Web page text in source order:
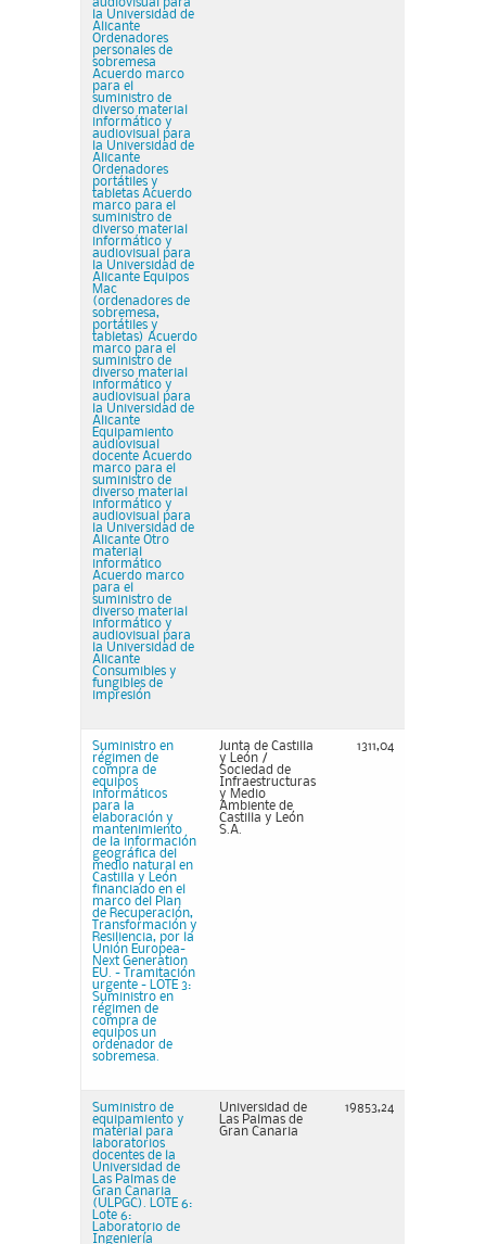
audiovisual para
la Universidad de
Alicante
Ordenadores
personales de
sobremesa
Acuerdo marco
para el
suministro de
diverso material
informático y
audiovisual para
la Universidad de
Alicante
Ordenadores
portátiles y
tabletas Acuerdo
marco para el
suministro de
diverso material
informático y
audiovisual para
la Universidad de
Alicante Equipos
Mac
(ordenadores de
sobremesa,
portátiles y
tabletas) Acuerdo
marco para el
suministro de
diverso material
informático y
audiovisual para
la Universidad de
Alicante
Equipamiento
audiovisual
docente Acuerdo
marco para el
suministro de
diverso material
informático y
audiovisual para
la Universidad de
Alicante Otro
material
informático
Acuerdo marco
para el
suministro de
diverso material
informático y
audiovisual para
la Universidad de
Alicante
Consumibles y
fungibles de
impresión
Suministro en
régimen de
compra de
equipos
informáticos
para la
elaboración y
mantenimiento
de la información
geográfica del
medio natural en
Castilla y León
financiado en el
marco del Plan
de Recuperación,
Transformación y
Resiliencia, por la
Unión Europea-
Next Generation
EU. - Tramitación
urgente - LOTE 3:
Suministro en
régimen de
compra de
equipos un
ordenador de
sobremesa.
Junta de Castilla
y León /
Sociedad de
Infraestructuras
y Medio
Ambiente de
Castilla y León
S.A.
1311,04
Suministro de
equipamiento y
material para
laboratorios
docentes de la
Universidad de
Las Palmas de
Gran Canaria
(ULPGC). LOTE 6:
Lote 6:
Laboratorio de
Ingeniería
Universidad de
Las Palmas de
Gran Canaria
19853,24